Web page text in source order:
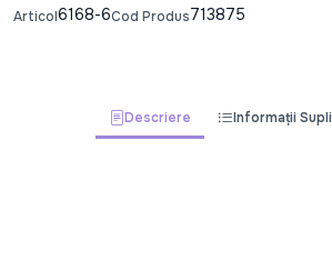
Articol6168-6Cod Produs713875
Descriere Informații